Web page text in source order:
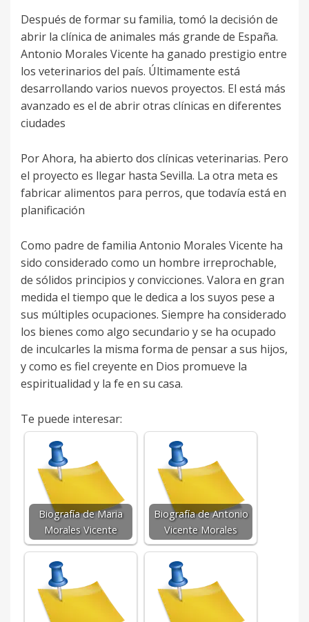
Después de formar su familia, tomó la decisión de
abrir la clínica de animales más grande de España.
Antonio Morales Vicente ha ganado prestigio entre
los veterinarios del país. Últimamente está
desarrollando varios nuevos proyectos. El está más
avanzado es el de abrir otras clínicas en diferentes
ciudades
Por Ahora, ha abierto dos clínicas veterinarias. Pero
el proyecto es llegar hasta Sevilla. La otra meta es
fabricar alimentos para perros, que todavía está en
planificación
Como padre de familia Antonio Morales Vicente ha
sido considerado como un hombre irreprochable,
de sólidos principios y convicciones. Valora en gran
medida el tiempo que le dedica a los suyos pese a
sus múltiples ocupaciones. Siempre ha considerado
los bienes como algo secundario y se ha ocupado
de inculcarles la misma forma de pensar a sus hijos,
y como es fiel creyente en Dios promueve la
espiritualidad y la fe en su casa.
Te puede interesar:
Biografía de Maria
Morales Vicente
Biografía de Antonio
Vicente Morales